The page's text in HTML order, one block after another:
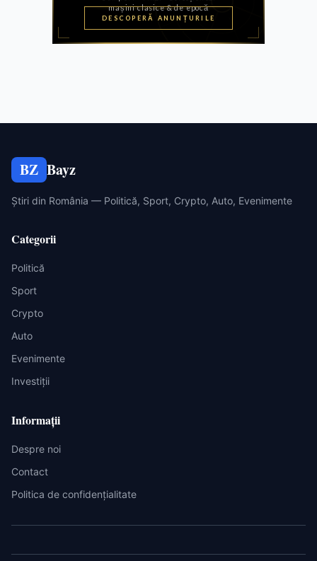
BZ Bayz
Știri din România — Politică, Sport, Crypto, Auto, Evenimente
Categorii
Politică
Sport
Crypto
Auto
Evenimente
Investiții
Informații
Despre noi
Contact
Politica de confidențialitate